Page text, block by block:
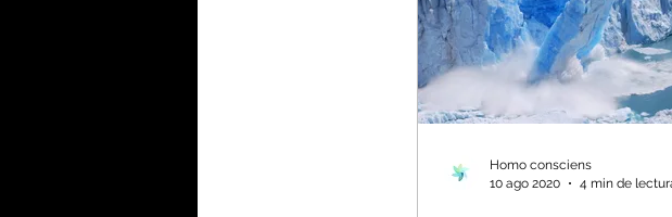
Amazonas - Selvas tropicales - Bosq
Homo consciens
10 ago 2020
4 min de